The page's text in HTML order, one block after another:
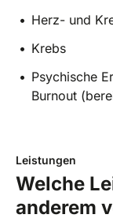
Herz- und
Krebs
Psychische
Burnout
Leistungen
Welche
anderem